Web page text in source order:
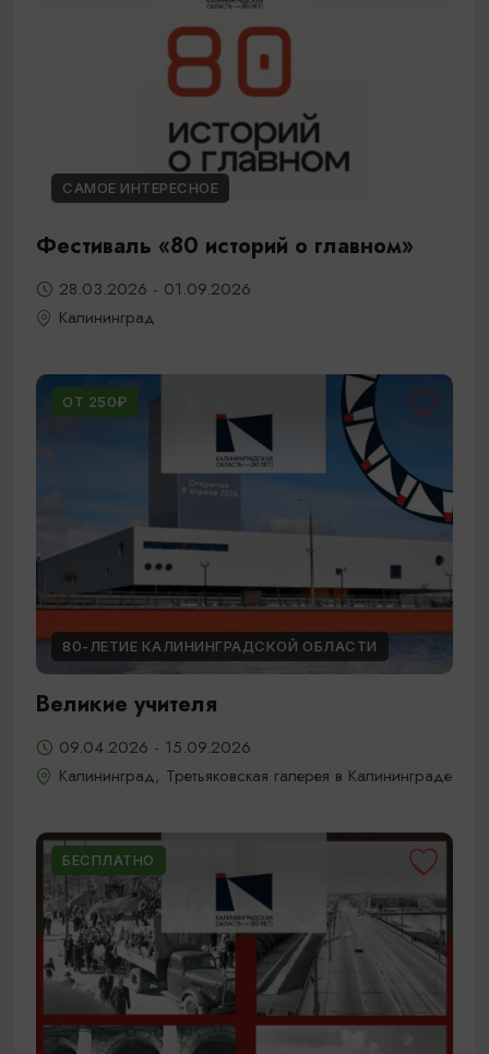
САМОЕ ИНТЕРЕСНОЕ
Фестиваль «80 историй о главном»
28.03.2026 - 01.09.2026
Калининград
ОТ 250₽
80-ЛЕТИЕ КАЛИНИНГРАДСКОЙ ОБЛАСТИ
Великие учителя
09.04.2026 - 15.09.2026
Калининград, Третьяковская галерея в Калининграде
БЕСПЛАТНО